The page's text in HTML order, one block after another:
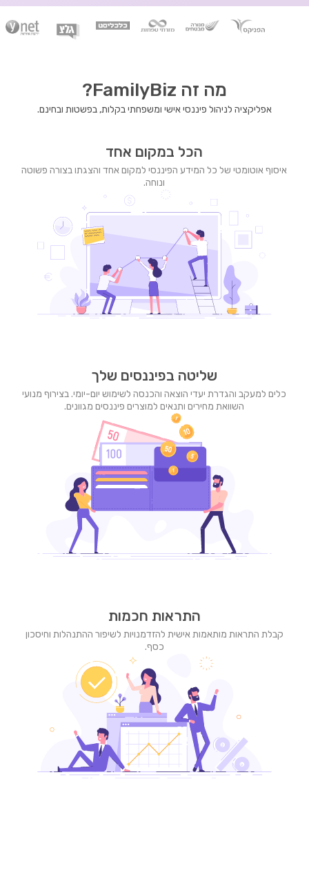
מה זה FamilyBiz?
אפליקציה לניהול פיננסי אישי ומשפחתי בקלות, בפשטות ובחינם.
הכל במקום אחד
איסוף אוטומטי של כל המידע הפיננסי למקום אחד והצגתו בצורה פשוטה
ונוחה.
שליטה בפיננסים שלך
כלים למעקב והגדרת יעדי הוצאה והכנסה לשימוש יום-יומי. בצירוף מנועי
השוואת מחירים ותנאים למוצרים פיננסים מגוונים.
התראות חכמות
קבלת התראות מותאמות אישית להזדמנויות לשיפור ההתנהלות וחיסכון
כסף.